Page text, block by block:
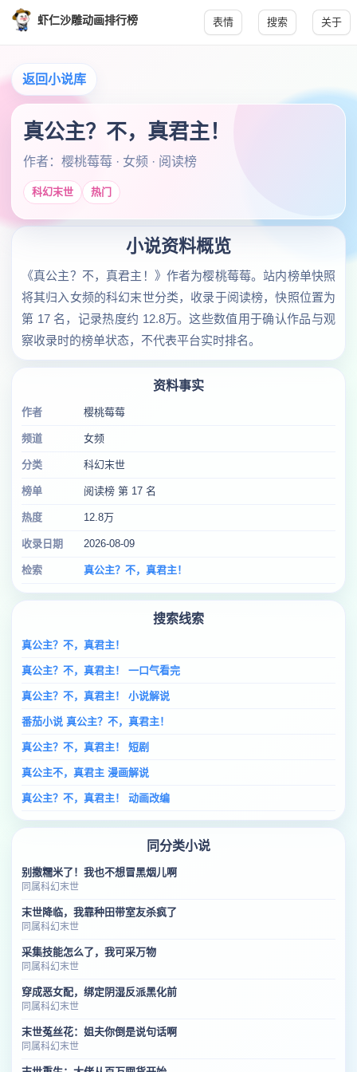
虾仁沙雕动画排行榜 表情 搜索 关于
返回小说库
真公主？不，真君主！
作者：樱桃莓莓 · 女频 · 阅读榜
科幻末世 热门
小说资料概览
《真公主？不，真君主！》作者为樱桃莓莓。站内榜单快照
将其归入女频的科幻末世分类，收录于阅读榜，快照位置为
第 17 名，记录热度约 12.8万。这些数值用于确认作品与观
察收录时的榜单状态，不代表平台实时排名。
资料事实
作者 樱桃莓莓
频道 女频
分类 科幻末世
榜单 阅读榜 第 17 名
热度 12.8万
收录日期 2026-08-09
检索 真公主？不，真君主！
搜索线索
真公主？不，真君主！
真公主？不，真君主！ 一口气看完
真公主？不，真君主！ 小说解说
番茄小说 真公主？不，真君主！
真公主？不，真君主！ 短剧
真公主不，真君主 漫画解说
真公主？不，真君主！ 动画改编
同分类小说
别撒糯米了！我也不想冒黑烟儿啊
同属科幻末世
末世降临，我靠种田带室友杀疯了
同属科幻末世
采集技能怎么了，我可采万物
同属科幻末世
穿成恶女配，绑定阴湿反派黑化前
同属科幻末世
末世菟丝花：姐夫你倒是说句话啊
同属科幻末世